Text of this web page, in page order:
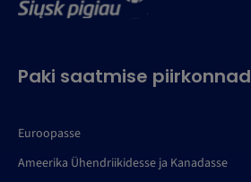
Paki saatmise piirkonnad
Euroopasse
Ameerika Ühendriikidesse ja Kanadasse